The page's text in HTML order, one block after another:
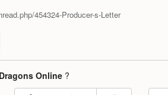
454324-Producer-s-Letter
Online ?